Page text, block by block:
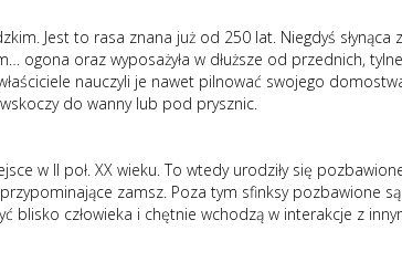
Jest to rasa znana już od 250 lat. Niegdyś
ogona oraz wyposażyła w dłuższe od przednich, tylne
nauczyli je nawet pilnować swojego
do wanny lub pod prysznic.
w II poł. XX wieku. To wtedy urodziły się
zamsz. Poza tym sfinksy pozbawione
blisko człowieka i chętnie wchodzą w interakcje z